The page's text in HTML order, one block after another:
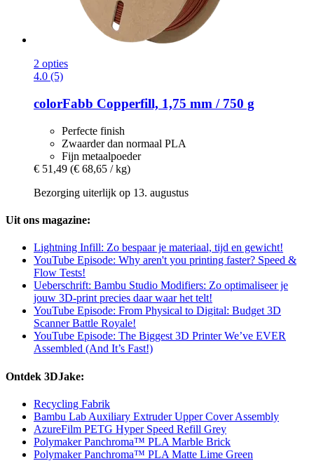
2 opties
4.0 (5)
colorFabb Copperfill, 1,75 mm / 750 g
Perfecte finish
Zwaarder dan normaal PLA
Fijn metaalpoeder
€ 51,49 (€ 68,65 / kg)
Bezorging uiterlijk op 13. augustus
Uit ons magazine:
Lightning Infill: Zo bespaar je materiaal, tijd en gewicht!
YouTube Episode: Why aren't you printing faster? Speed &
Flow Tests!
Ueberschrift: Bambu Studio Modifiers: Zo optimaliseer je
jouw 3D-print precies daar waar het telt!
YouTube Episode: From Physical to Digital: Budget 3D
Scanner Battle Royale!
YouTube Episode: The Biggest 3D Printer We’ve EVER
Assembled (And It’s Fast!)
Ontdek 3DJake:
Recycling Fabrik
Bambu Lab Auxiliary Extruder Upper Cover Assembly
AzureFilm PETG Hyper Speed Refill Grey
Polymaker Panchroma™ PLA Marble Brick
Polymaker Panchroma™ PLA Matte Lime Green